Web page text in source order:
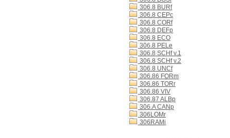
306.8 BURf
306.8 CEPc
306.8 CORf
306.8 DEFp
306.8 ECO
306.8 PELe
306.8 SCHf v.1
306.8 SCHf v.2
306.8 UNCf
306.86 FORm
306.86 TORr
306.86 VIV
306.87 ALBp
306.A CANp
306LOMr
306RAMi